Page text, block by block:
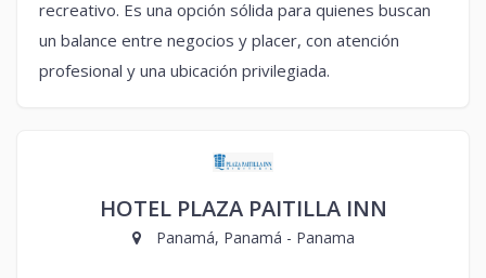
recreativo. Es una opción sólida para quienes buscan
un balance entre negocios y placer, con atención
profesional y una ubicación privilegiada.
HOTEL PLAZA PAITILLA INN
Panamá, Panamá - Panama